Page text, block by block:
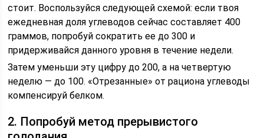
стоит. Воспользуйся следующей схемой: если твоя
ежедневная доля углеводов сейчас составляет 400
граммов, попробуй сократить ее до 300 и
придерживайся данного уровня в течение недели.
Затем уменьши эту цифру до 200, а на четвертую
неделю — до 100. «Отрезанные» от рациона углеводы
компенсируй белком.
2. Попробуй метод прерывистого